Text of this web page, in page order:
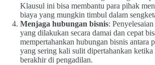
Klausul ini bisa membantu para pihak
biaya yang mungkin timbul dalam
Menjaga hubungan bisnis:
yang dilakukan secara damai dan cepat
mempertahankan hubungan bisnis antara
yang sering kali sulit dipertahankan ketika
berakhir di pengadilan.